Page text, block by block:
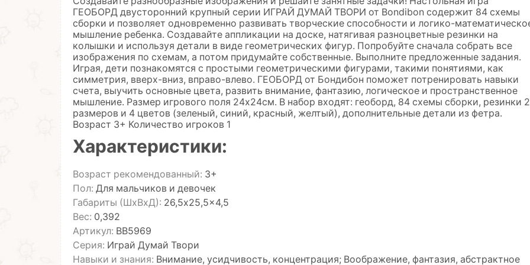
ГЕОБОРД двусторонний крупный серии ИГРАЙ ДУМАЙ ТВОРИ от Bondibon содержит 84 схемы
сборки и позволяет одновременно развивать творческие способности и логико-
мышление ребенка. Создавайте аппликации на доске, натягивая разноцветные резинки на
колышки и используя детали в виде геометрических фигур. Попробуйте сначала собрать все
изображения по схемам, а потом придумайте собственные. Выполните предложенные задания.
Играя, дети познакомятся с простыми геометрическими фигурами, такими понятиями, как
симметрия, вверх-вниз, вправо-влево. ГЕОБОРД от Бондибон поможет потренировать навыки
счета, выучить основные цвета, развить внимание, фантазию, логическое и пространственное
мышление. Размер игрового поля 24х24см. В набор входят: геоборд, 84 схемы сборки, резинки 2
размеров и 4 цветов (зеленый, синий, красный, желтый), дополнительные детали из фетра.
Возраст 3+ Количество игроков 1
Характеристики:
Возраст рекомендованный: 3+
Пол: Для мальчиков и девочек
Габариты (ШхВхД): 26,5x25,5x4,5
Вес: 0,392
Артикул: ВВ5969
Серия: Играй Думай Твори
Навыки и знания: Внимание, усидчивость, концентрация; Воображение, фантазия, абстрактное